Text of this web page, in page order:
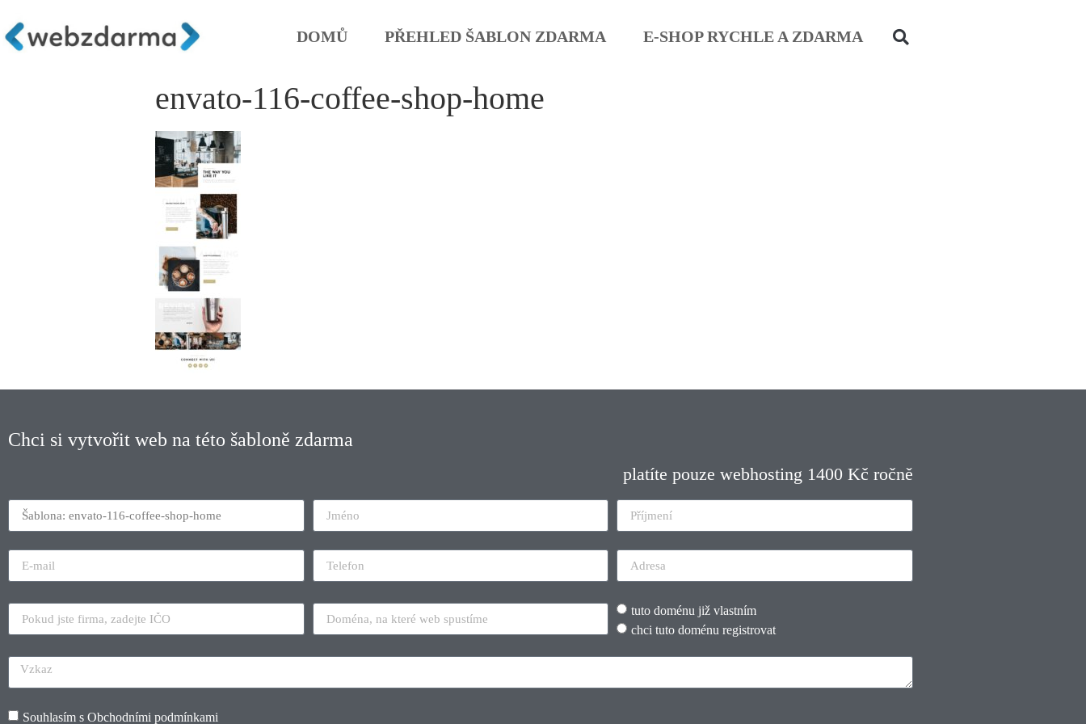
DOMŮ PŘEHLED ŠABLON ZDARMA E-SHOP RYCHLE A ZDARMA
envato-116-coffee-shop-home
Chci si vytvořit web na této šabloně zdarma
platíte pouze webhosting 1400 Kč ročně
tuto doménu již vlastním
chci tuto doménu registrovat
Souhlasím s Obchodními podmínkami